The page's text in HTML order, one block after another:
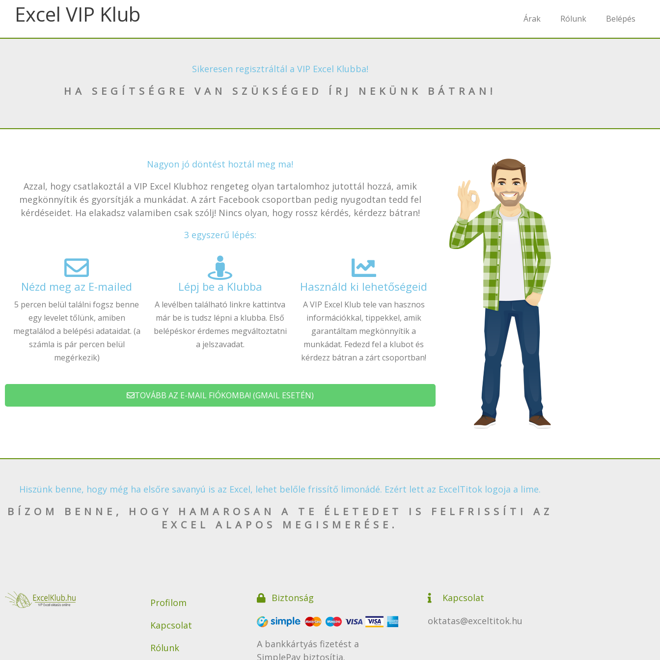
SkipExcel VIP Klub Árak Rólunk Belépés
Sikeresen regisztráltál a VIP Excel Klubba!
HA SEGÍTSÉGRE VAN SZÜKSÉGED ÍRJ NEKÜNK BÁTRAN!
Nagyon jó döntést hoztál meg ma!
Azzal, hogy csatlakoztál a VIP Excel Klubhoz rengeteg olyan tartalomhoz jutottál hozzá, amik
megkönnyítik és gyorsítják a munkádat. A zárt Facebook csoportban pedig nyugodtan tedd fel
kérdéseidet. Ha elakadsz valamiben csak szólj! Nincs olyan, hogy rossz kérdés, kérdezz bátran!
3 egyszerű lépés:
Nézd meg az E-mailed
5 percen belül találni fogsz benne
egy levelet tőlünk, amiben
megtalálod a belépési adataidat. (a
számla is pár percen belül
megérkezik)
Lépj be a Klubba
A levélben található linkre kattintva
már be is tudsz lépni a klubba. Első
belépéskor érdemes megváltoztatni
a jelszavadat.
Használd ki lehetőségeid
A VIP Excel Klub tele van hasznos
információkkal, tippekkel, amik
garantáltam megkönnyítik a
munkádat. Fedezd fel a klubot és
kérdezz bátran a zárt csoportban!
TOVÁBB AZ E-MAIL FIÓKOMBA! (GMAIL ESETÉN)
Hiszünk benne, hogy még ha elsőre savanyú is az Excel, lehet belőle frissítő limonádé. Ezért lett az ExcelTitok logoja a lime.
BÍZOM BENNE, HOGY HAMAROSAN A TE ÉLETEDET IS FELFRISSÍTI AZ
EXCEL ALAPOS MEGISMERÉSE.
Profilom
Kapcsolat
Rólunk
Biztonság
A bankkártyás fizetést a
SimplePay biztosítja.
Kapcsolat
oktatas@exceltitok.hu